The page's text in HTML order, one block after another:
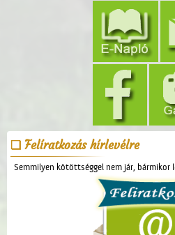
Felíratkozás hírlevélre
Semmilyen kötöttséggel nem jár, bármikor